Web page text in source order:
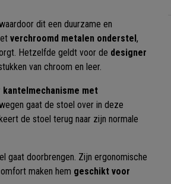
dit een duurzame en
verchroomd metalen onderstel,
Hetzelfde geldt voor de designer
van chroom en leer.
met
gaat de stoel over in deze
de stoel terug naar zijn normale
gaat doorbrengen. Zijn ergonomische
maken hem geschikt voor